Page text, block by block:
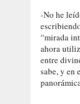
-No he
“mirada
ahora
entre
sabe, y en